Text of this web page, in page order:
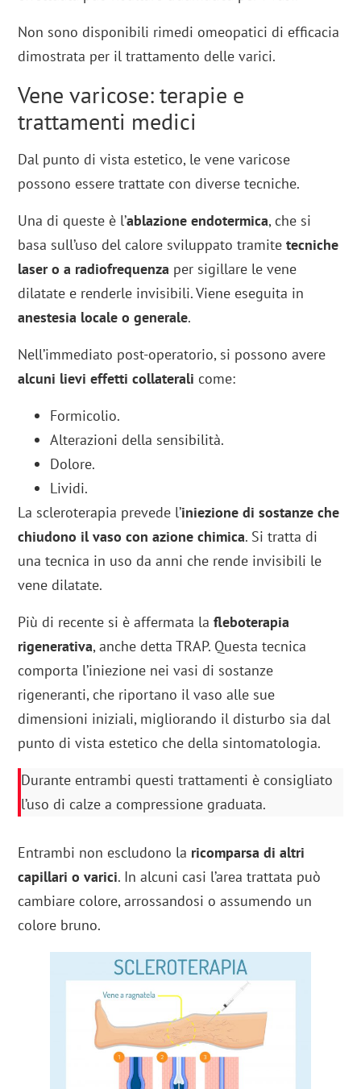
Non sono disponibili rimedi omeopatici di efficacia
dimostrata per il trattamento delle varici.
Vene varicose: terapie e
trattamenti medici
Dal punto di vista estetico, le vene varicose
possono essere trattate con diverse tecniche.
Una di queste è l’ablazione endotermica, che si
basa sull’uso del calore sviluppato tramite tecniche
laser o a radiofrequenza per sigillare le vene
dilatate e renderle invisibili. Viene eseguita in
anestesia locale o generale.
Nell’immediato post-operatorio, si possono avere
alcuni lievi effetti collaterali come:
Formicolio.
Alterazioni della sensibilità.
Dolore.
Lividi.
La scleroterapia prevede l’iniezione di sostanze che
chiudono il vaso con azione chimica. Si tratta di
una tecnica in uso da anni che rende invisibili le
vene dilatate.
Più di recente si è affermata la fleboterapia
rigenerativa, anche detta TRAP. Questa tecnica
comporta l’iniezione nei vasi di sostanze
rigeneranti, che riportano il vaso alle sue
dimensioni iniziali, migliorando il disturbo sia dal
punto di vista estetico che della sintomatologia.
Durante entrambi questi trattamenti è consigliato
l’uso di calze a compressione graduata.
Entrambi non escludono la ricomparsa di altri
capillari o varici. In alcuni casi l’area trattata può
cambiare colore, arrossandosi o assumendo un
colore bruno.